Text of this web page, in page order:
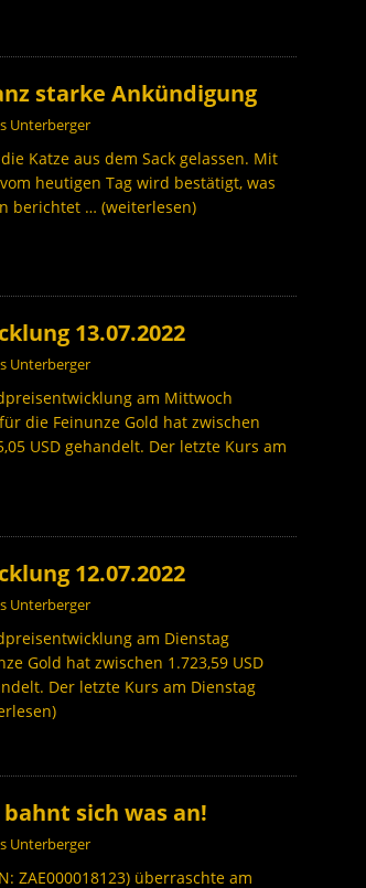
starke Ankündigung
Unterberger
Katze aus dem Sack gelassen. Mit
heutigen Tag wird bestätigt, was
berichtet … (weiterlesen)
13.07.2022
Unterberger
am Mittwoch
die Feinunze Gold hat zwischen
USD gehandelt. Der letzte Kurs am
12.07.2022
Unterberger
am Dienstag
Gold hat zwischen 1.723,59 USD
Der letzte Kurs am Dienstag
bahnt sich was an!
Unterberger
ZAE000018123) überraschte am